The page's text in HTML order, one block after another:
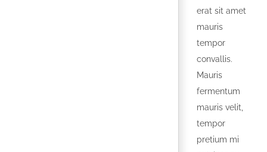
erat sit amet
mauris
tempor
convallis.
Mauris
fermentum
mauris velit,
tempor
pretium mi